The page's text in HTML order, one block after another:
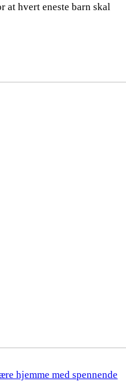
at hvert eneste barn skal
hjemme med spennende